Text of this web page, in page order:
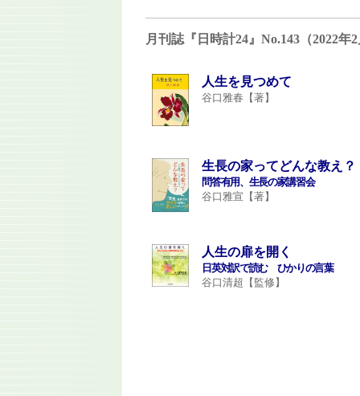
月刊誌『日時計24』No.143（2022
人生を見つめて
谷口雅春【著】
生長の家ってどんな教え？
問答有用、生長の家講習会
谷口雅宣【著】
人生の扉を開く
日英対訳で読む ひかりの言葉
谷口清超【監修】